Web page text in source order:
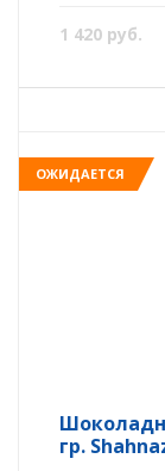
1 420 руб.
ОЖИДАЕТСЯ
гр.